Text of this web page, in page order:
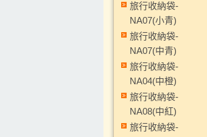
旅行收納袋-
NA07(小青)
旅行收納袋-
NA07(中青)
旅行收納袋-
NA04(中橙)
旅行收納袋-
NA08(中紅)
旅行收納袋-